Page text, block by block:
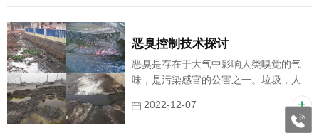
恶臭控制技术探讨
恶臭是存在于大气中影响人类嗅觉的气
味，是污染感官的公害之一。垃圾，人畜
加工，肥料制造，印染、油漆、橡胶等作
业，石油的炼制和使用，石油化学工业，
2022-12-07